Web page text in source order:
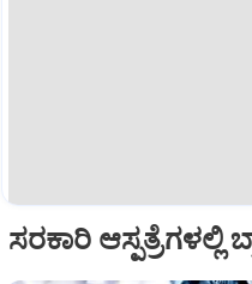
ಸರಕಾರಿ